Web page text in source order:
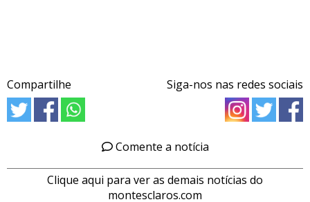
Compartilhe Siga-nos nas redes sociais
Comente a notícia
Clique aqui para ver as demais notícias do
montesclaros.com